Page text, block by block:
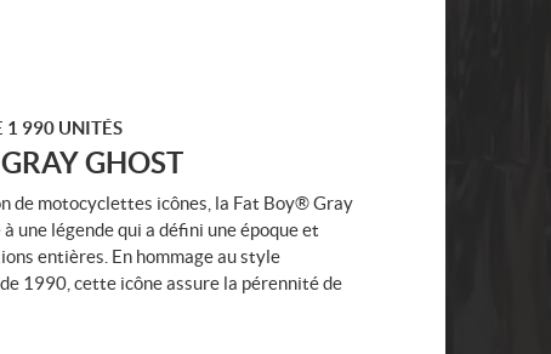
1 990 UNITÉS
GHOST
de motocyclettes icônes, la Fat Boy® Gray
une légende qui a défini une époque et
entières. En hommage au style
1990, cette icône assure la pérennité de